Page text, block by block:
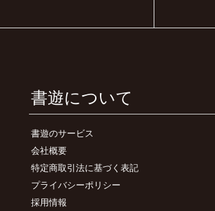
書遊について
書遊のサービス
会社概要
特定商取引法に基づく表記
プライバシーポリシー
採用情報